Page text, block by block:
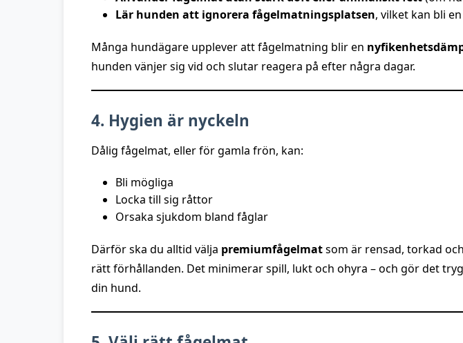
Lär hunden att ignorera fågelmatningsplatsen, vilket kan bli
Många hundägare upplever att fågelmatning blir en
hunden vänjer sig vid och slutar reagera på efter några dagar.
4. Hygien är nyckeln
Dålig fågelmat, eller för gamla frön, kan:
Bli mögliga
Locka till sig råttor
Orsaka sjukdom bland fåglar
Därför ska du alltid välja premiumfågelmatsom är rensad, torkad
rätt förhållanden. Det minimerar spill, lukt och ohyra – och gör det
din hund.